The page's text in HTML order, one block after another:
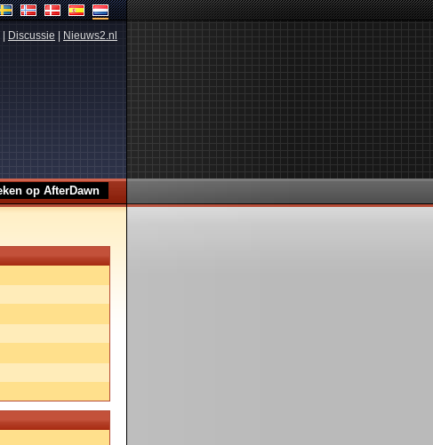
Discussie Nieuws2.nl